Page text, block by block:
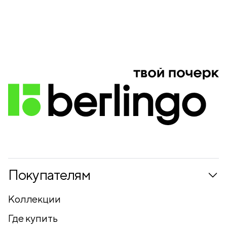
Покупателям
Коллекции
Где купить